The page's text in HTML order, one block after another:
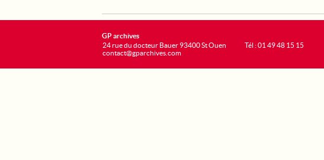
GP archives
24 rue du docteur Bauer 93400 St Ouen
contact@gparchives.com
Tél : 01 49 48 15 15